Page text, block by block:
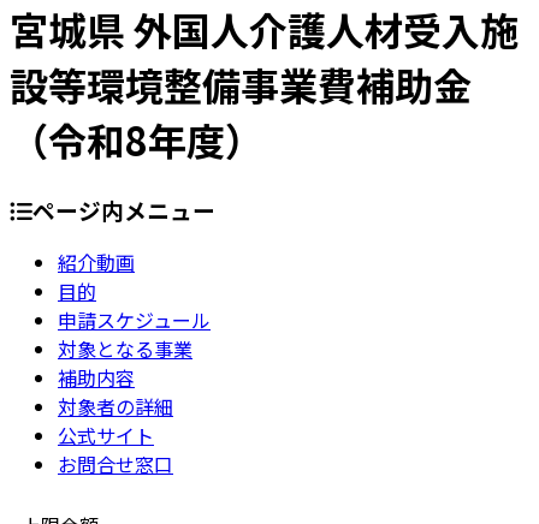
宮城県 外国人介護人材受入施
設等環境整備事業費補助金
（令和8年度）
ページ内メニュー
紹介動画
目的
申請スケジュール
対象となる事業
補助内容
対象者の詳細
公式サイト
お問合せ窓口